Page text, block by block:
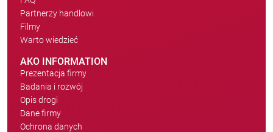
Partnerzy handlowi
Filmy
Warto wiedzieć
AKO INFORMATION
Prezentacja firmy
Badania i rozwój
Opis drogi
Dane firmy
Ochrona danych